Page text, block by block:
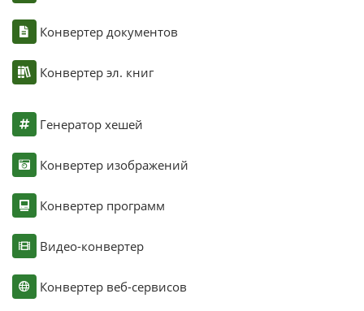
Конвертер документов
Конвертер эл. книг
Генератор хешей
Конвертер изображений
Конвертер программ
Видео-конвертер
Конвертер веб-сервисов